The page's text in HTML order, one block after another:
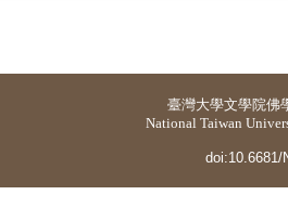
臺灣大學文學院佛
National Taiwan
doi:10.6681/